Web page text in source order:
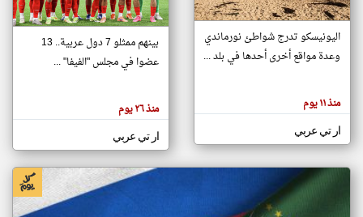
تغيير الدولة
اخبار جزر القمر على مدار الساعة
أهم اخبار جزر القمر العاجلة والمباشرة
هنا عن
وجهة
كاتبيها.
اليونيسكو تدرج شواطئ نورماندي
وعدة مواقع أخرى أحدها في بلد ...
منذ ١١ يوم
ار تي عربي
بينهم ممثلو 7 دول عربية.. 13
عضوا في مجلس "الفيفا" ...
منذ ٢٦ يوم
ار تي عربي
klyoum.com